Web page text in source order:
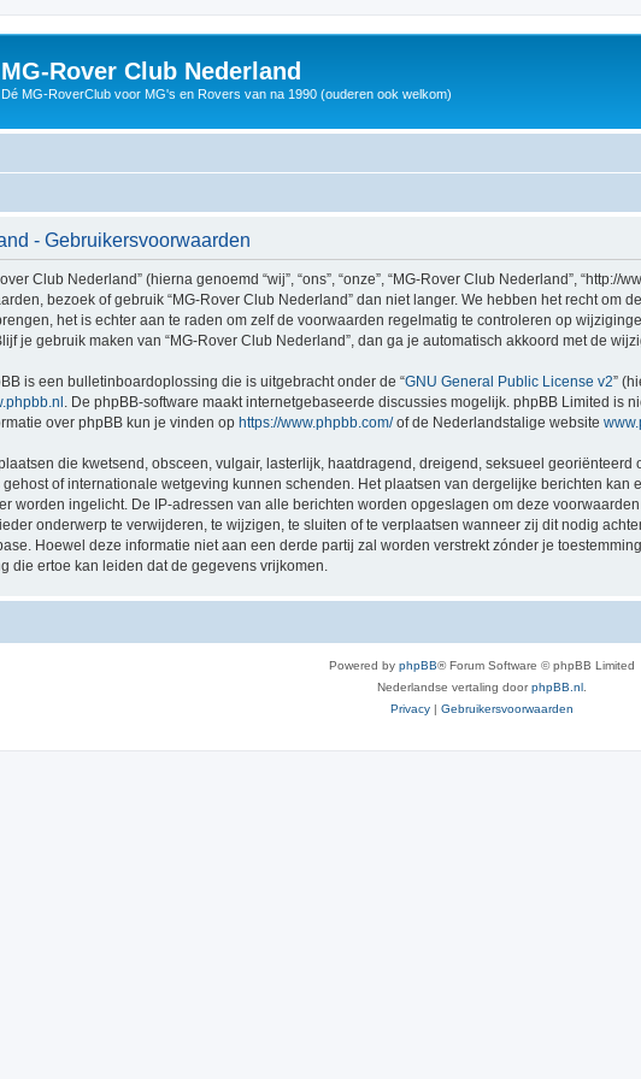
MG-Rover Club Nederland
Dé MG-RoverClub voor MG's en Rovers van na 1990 (ouderen ook welkom)
- Gebruikersvoorwaarden
Club Nederland” (hierna genoemd “wij”, “ons”, “onze”, “MG-Rover Club Nederland”,
bezoek of gebruik “MG-Rover Club Nederland” dan niet langer. We hebben het recht om
het is echter aan te raden om zelf de voorwaarden regelmatig te controleren op
je gebruik maken van “MG-Rover Club Nederland”, dan ga je automatisch akkoord met de
is een bulletinboardoplossing die is uitgebracht onder de “GNU General Public License v2”
. De phpBB-software maakt internetgebaseerde discussies mogelijk. phpBB Limited
over phpBB kun je vinden op https://www.phpbb.com/of de Nederlandstalige website
die kwetsend, obsceen, vulgair, lasterlijk, haatdragend, dreigend, seksueel
gehost of internationale wetgeving kunnen schenden. Het plaatsen van dergelijke berichten
worden ingelicht. De IP-adressen van alle berichten worden opgeslagen om deze
onderwerp te verwijderen, te wijzigen, te sluiten of te verplaatsen wanneer zij dit nodig
Hoewel deze informatie niet aan een derde partij zal worden verstrekt zónder je
die ertoe kan leiden dat de gegevens vrijkomen.
Powered by phpBB® Forum Software © phpBB Limited
Nederlandse vertaling doorphpBB.nl
Privacy | Gebruikersvoorwaarden